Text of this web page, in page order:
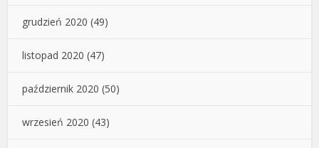
grudzień 2020 (49)
listopad 2020 (47)
październik 2020 (50)
wrzesień 2020 (43)